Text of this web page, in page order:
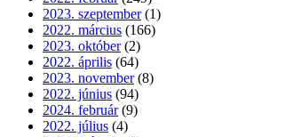
2023. szeptember (1)
2022. március (166)
2023. október (2)
2022. április (64)
2023. november (8)
2022. június (94)
2024. február (9)
2022. július (4)